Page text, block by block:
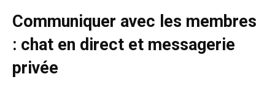
Communiquer avec les membres
: chat en direct et messagerie
privée